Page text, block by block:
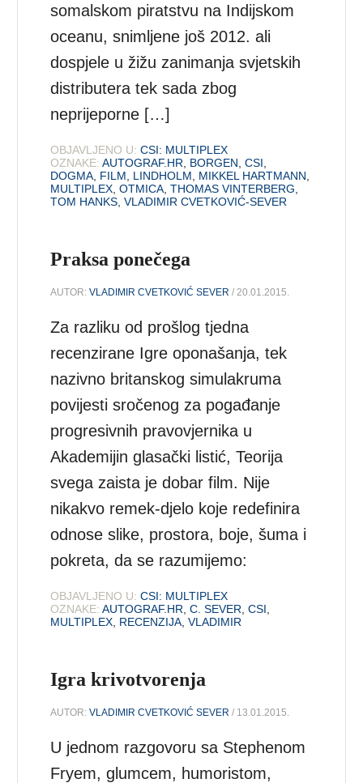
somalskom piratstvu na Indijskom
oceanu, snimljene još 2012. ali
dospjele u žižu zanimanja svjetskih
distributera tek sada zbog
neprijeporne […]
OBJAVLJENO U: CSI: MULTIPLEX
OZNAKE: AUTOGRAF.HR BORGEN ,CSI
DOGMA FILM LINDHOLM MIKKEL HARTMANN
MULTIPLEX ,OTMICA ,THOMAS VINTERBERG
TOM HANKS ,VLADIMIR CVETKOVIĆ-SEVER
Praksa ponečega
AUTOR:VLADIMIR CVETKOVIĆ SEVER / 20.01.2015.
Za razliku od prošlog tjedna
recenzirane Igre oponašanja, tek
nazivno britanskog simulakruma
povijesti sročenog za pogađanje
progresivnih pravovjernika u
Akademijin glasački listić, Teorija
svega zaista je dobar film. Nije
nikakvo remek-djelo koje redefinira
odnose slike, prostora, boje, šuma i
pokreta, da se razumijemo:
OBJAVLJENO U: CSI: MULTIPLEX
OZNAKE: AUTOGRAF.HR ,C. SEVER ,CSI
MULTIPLEX RECENZIJA ,VLADIMIR
Igra krivotvorenja
AUTOR:VLADIMIR CVETKOVIĆ SEVER / 13.01.2015.
U jednom razgovoru sa Stephenom
Fryem, glumcem, humoristom,